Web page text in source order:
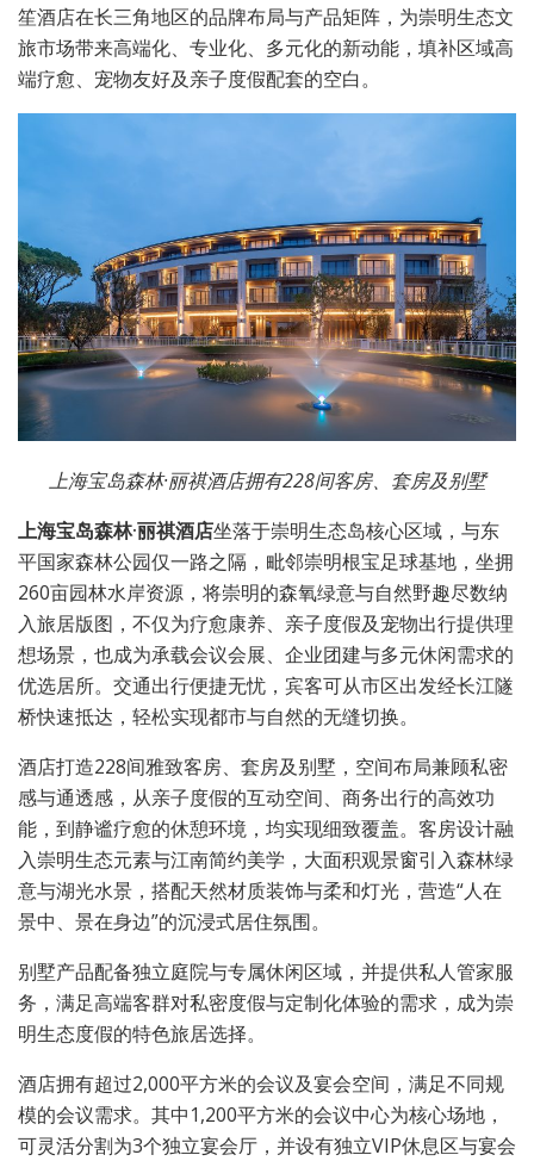
笙酒店在长三角地区的品牌布局与产品矩阵，为崇明生态文
旅市场带来高端化、专业化、多元化的新动能，填补区域高
端疗愈、宠物友好及亲子度假配套的空白。
上海宝岛森林·丽祺酒店拥有228间客房、套房及别墅
上海宝岛森林·丽祺酒店坐落于崇明生态岛核心区域，与东
平国家森林公园仅一路之隔，毗邻崇明根宝足球基地，坐拥
260亩园林水岸资源，将崇明的森氧绿意与自然野趣尽数纳
入旅居版图，不仅为疗愈康养、亲子度假及宠物出行提供理
想场景，也成为承载会议会展、企业团建与多元休闲需求的
优选居所。交通出行便捷无忧，宾客可从市区出发经长江隧
桥快速抵达，轻松实现都市与自然的无缝切换。
酒店打造228间雅致客房、套房及别墅，空间布局兼顾私密
感与通透感，从亲子度假的互动空间、商务出行的高效功
能，到静谧疗愈的休憩环境，均实现细致覆盖。客房设计融
入崇明生态元素与江南简约美学，大面积观景窗引入森林绿
意与湖光水景，搭配天然材质装饰与柔和灯光，营造“人在
景中、景在身边”的沉浸式居住氛围。
别墅产品配备独立庭院与专属休闲区域，并提供私人管家服
务，满足高端客群对私密度假与定制化体验的需求，成为崇
明生态度假的特色旅居选择。
酒店拥有超过2,000平方米的会议及宴会空间，满足不同规
模的会议需求。其中1,200平方米的会议中心为核心场地，
可灵活分割为3个独立宴会厅，并设有独立VIP休息区与宴会